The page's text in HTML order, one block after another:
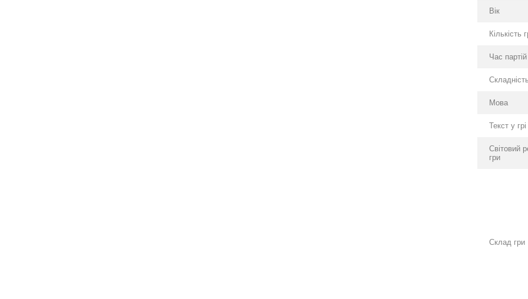
Вік
Кількість
Час партій
Складність
Мова
Текст у грі
Світовий
гри
Склад гри